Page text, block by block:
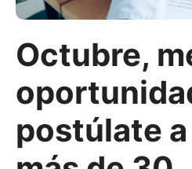
Octubre,
postúlate